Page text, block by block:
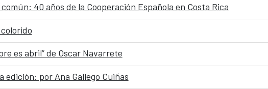
40 años de la Cooperación Española en Costa Rica
es abril” de Oscar Navarrete
edición: por Ana Gallego Cuiñas